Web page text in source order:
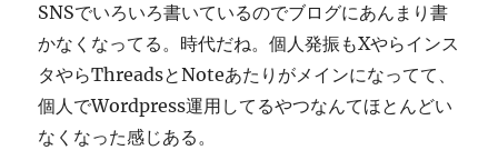
SNSでいろいろ書いているのでブログにあんまり書
かなくなってる。時代だね。個人発振もXやらインス
タやらThreadsとNoteあたりがメインになってて、
個人でWordpress運用してるやつなんてほとんどい
なくなった感じある。